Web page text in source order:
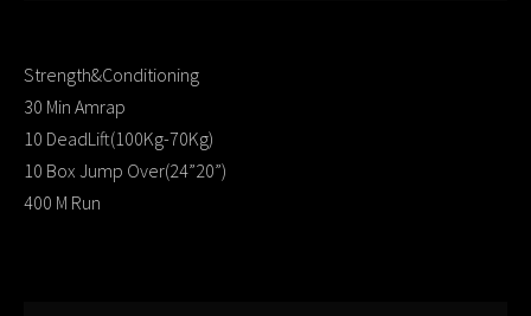
Strength&Conditioning
30 Min Amrap
10 DeadLift(100Kg-70Kg)
10 Box Jump Over(24”20”)
400 M Run